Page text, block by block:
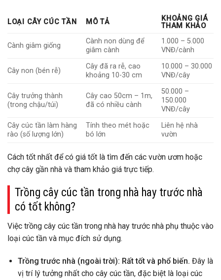
LOẠI CÂY CÚC TẦN MÔ TẢ
KHOẢNG GIÁ
THAM KHẢO
Cành giâm giống
Cành non dùng để
giâm cành
1.000 – 5.000
VNĐ/cành
Cây non (bén rễ)
Cây đã ra rễ, cao
khoảng 10-30 cm
10.000 – 30.000
VNĐ/cây
Cây trưởng thành
(trong chậu/túi)
Cây cao 50cm – 1m,
đã có nhiều cành
50.000 –
150.000
VNĐ/cây
Cây cúc tần làm hàng
rào (số lượng lớn)
Tính theo mét hoặc
bó lớn
Liên hệ nhà
vườn
Cách tốt nhất để có giá tốt là tìm đến các vườn ươm hoặc
chợ cây gần nhà và tham khảo giá trực tiếp.
Trồng cây cúc tần trong nhà hay trước nhà
có tốt không?
Việc trồng cây cúc tần trong nhà hay trước nhà phụ thuộc vào
loại cúc tần và mục đích sử dụng.
Trồng trước nhà (ngoài trời): Rất tốt và phổ biến. Đây là
vị trí lý tưởng nhất cho cây cúc tần, đặc biệt là loại cúc